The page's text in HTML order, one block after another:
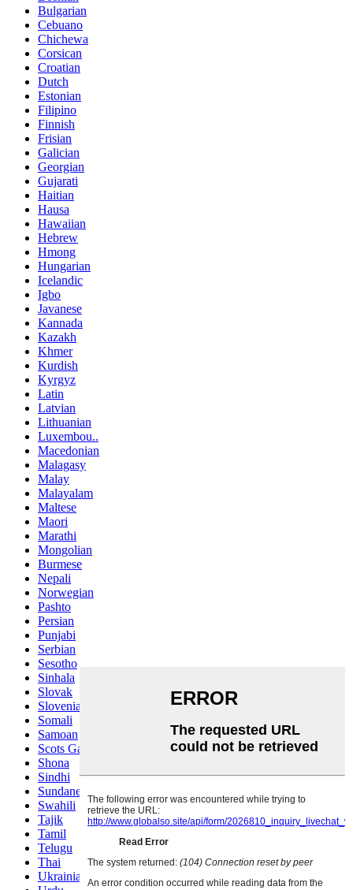
Bulgarian
Cebuano
Chichewa
Corsican
Croatian
Dutch
Estonian
Filipino
Finnish
Frisian
Galician
Georgian
Gujarati
Haitian
Hausa
Hawaiian
Hebrew
Hmong
Hungarian
Icelandic
Igbo
Javanese
Kannada
Kazakh
Khmer
Kurdish
Kyrgyz
Latin
Latvian
Lithuanian
Luxembou..
Macedonian
Malagasy
Malay
Malayalam
Maltese
Maori
Marathi
Mongolian
Burmese
Nepali
Norwegian
Pashto
Persian
Punjabi
Serbian
Sesotho
Sinhala
Slovak
Slovenian
Somali
Samoan
Scots Gaelic
Shona
Sindhi
Sundanese
Swahili
Tajik
Tamil
Telugu
Thai
Ukrainian